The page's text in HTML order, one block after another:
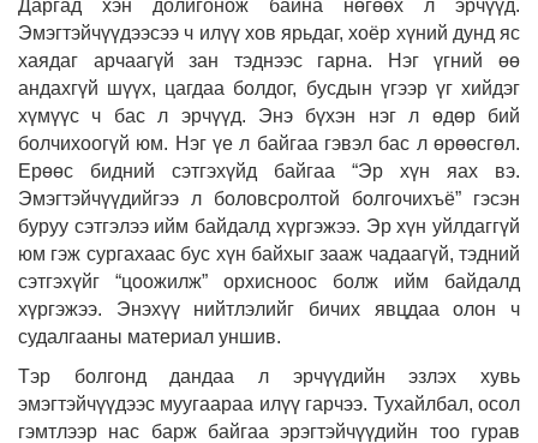
Даргад хэн долигонож байна нөгөөх л эрчүүд.
Эмэгтэйчүүдээсээ ч илүү хов ярьдаг, хоёр хүний дунд яс
хаядаг арчаагүй зан тэднээс гарна. Нэг үгний өө
андахгүй шүүх, цагдаа болдог, бусдын үгээр үг хийдэг
хүмүүс ч бас л эрчүүд. Энэ бүхэн нэг л өдөр бий
болчихоогүй юм. Нэг үе л байгаа гэвэл бас л өрөөсгөл.
Ерөөс бидний сэтгэхүйд байгаа “Эр хүн яах вэ.
Эмэгтэйчүүдийгээ л боловсролтой болгочихъё” гэсэн
буруу сэтгэлээ ийм байдалд хүргэжээ. Эр хүн уйлдаггүй
юм гэж сургахаас бус хүн байхыг зааж чадаагүй, тэдний
сэтгэхүйг “цоожилж” орхисноос болж ийм байдалд
хүргэжээ. Энэхүү нийтлэлийг бичих явцдаа олон ч
судалгааны материал уншив.
Тэр болгонд дандаа л эрчүүдийн эзлэх хувь
эмэгтэйчүүдээс муугаараа илүү гарчээ. Тухайлбал, осол
гэмтлээр нас барж байгаа эрэгтэйчүүдийн тоо гурав